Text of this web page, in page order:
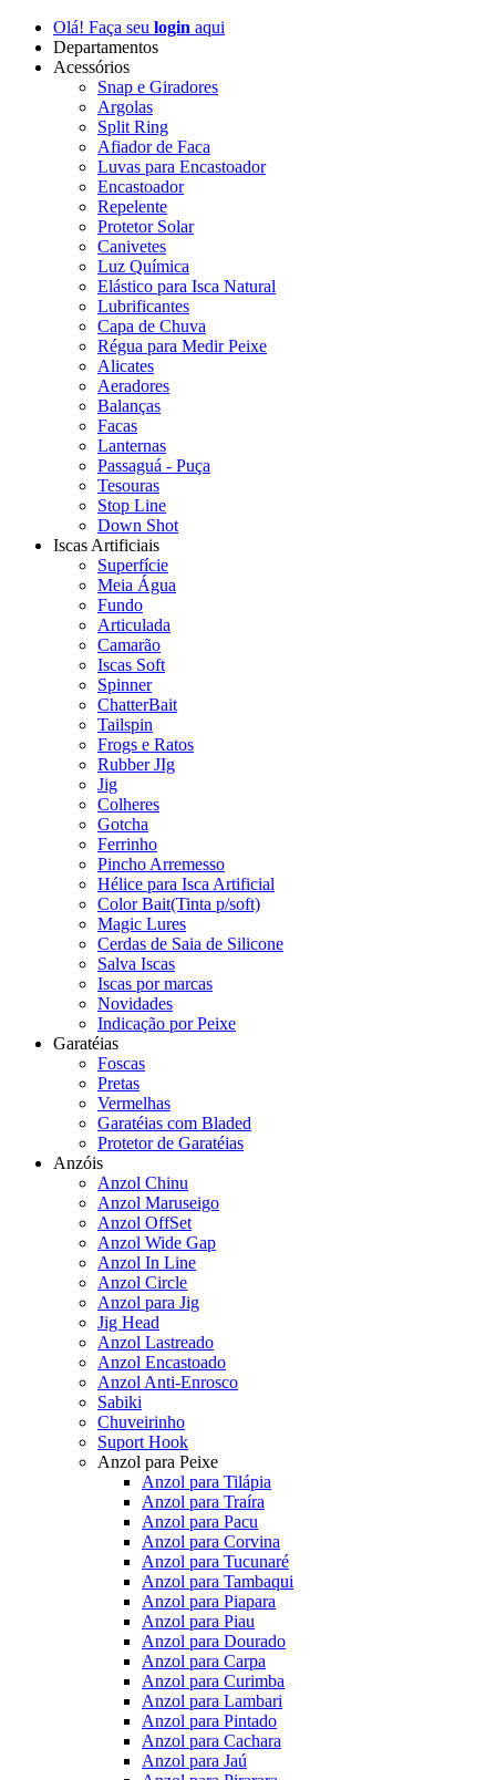
Olá! Faça seu login aqui
Departamentos
Acessórios
Snap e Giradores
Argolas
Split Ring
Afiador de Faca
Luvas para Encastoador
Encastoador
Repelente
Protetor Solar
Canivetes
Luz Química
Elástico para Isca Natural
Lubrificantes
Capa de Chuva
Régua para Medir Peixe
Alicates
Aeradores
Balanças
Facas
Lanternas
Passaguá - Puça
Tesouras
Stop Line
Down Shot
Iscas Artificiais
Superfície
Meia Água
Fundo
Articulada
Camarão
Iscas Soft
Spinner
ChatterBait
Tailspin
Frogs e Ratos
Rubber JIg
Jig
Colheres
Gotcha
Ferrinho
Pincho Arremesso
Hélice para Isca Artificial
Color Bait(Tinta p/soft)
Magic Lures
Cerdas de Saia de Silicone
Salva Iscas
Iscas por marcas
Novidades
Indicação por Peixe
Garatéias
Foscas
Pretas
Vermelhas
Garatéias com Bladed
Protetor de Garatéias
Anzóis
Anzol Chinu
Anzol Maruseigo
Anzol OffSet
Anzol Wide Gap
Anzol In Line
Anzol Circle
Anzol para Jig
Jig Head
Anzol Lastreado
Anzol Encastoado
Anzol Anti-Enrosco
Sabiki
Chuveirinho
Suport Hook
Anzol para Peixe
Anzol para Tilápia
Anzol para Traíra
Anzol para Pacu
Anzol para Corvina
Anzol para Tucunaré
Anzol para Tambaqui
Anzol para Piapara
Anzol para Piau
Anzol para Dourado
Anzol para Carpa
Anzol para Curimba
Anzol para Lambari
Anzol para Pintado
Anzol para Cachara
Anzol para Jaú